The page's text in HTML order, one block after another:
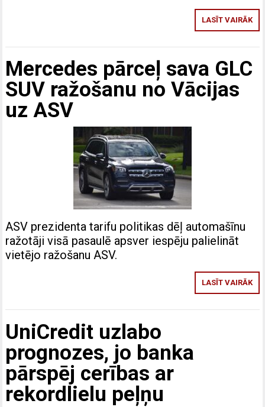
LASĪT VAIRĀK
Mercedes pārceļ sava GLC
SUV ražošanu no Vācijas
uz ASV
ASV prezidenta tarifu politikas dēļ automašīnu
ražotāji visā pasaulē apsver iespēju palielināt
vietējo ražošanu ASV.
LASĪT VAIRĀK
UniCredit uzlabo
prognozes, jo banka
pārspēj cerības ar
rekordlielu peļņu